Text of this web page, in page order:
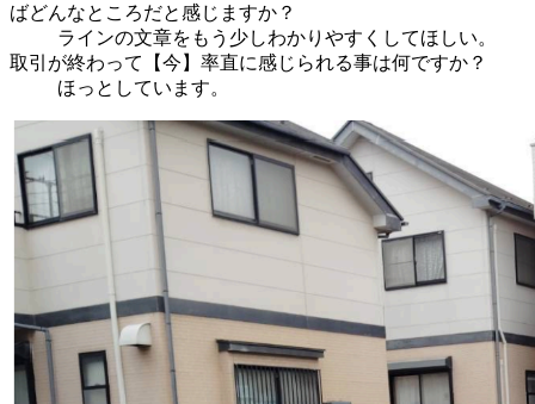
ばどんなところだと感じますか？
ラインの文章をもう少しわかりやすくしてほしい。
取引が終わって【今】率直に感じられる事は何ですか？
ほっとしています。